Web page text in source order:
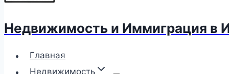
Недвижимость и Иммиграция в
Главная
Недвижимость